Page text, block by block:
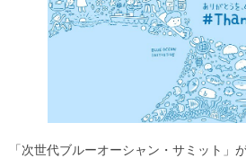
「次世代ブルーオーシャン・サミット」